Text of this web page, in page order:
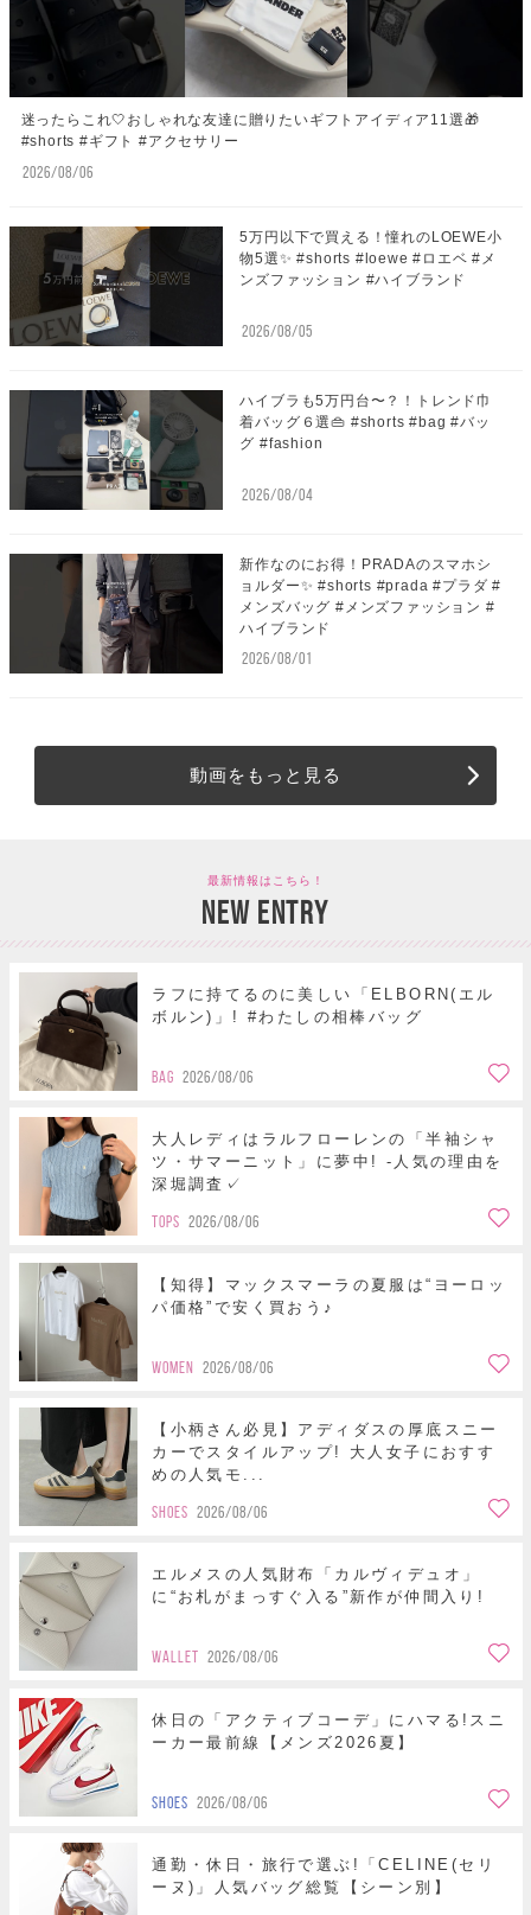
迷ったらこれ🤍おしゃれな友達に贈りたいギフトアイディア11選🎁
#shorts #ギフト #アクセサリー
2026/08/06
5万円以下で買える！憧れのLOEWE小
物5選✨ #shorts #loewe #ロエベ #メ
ンズファッション #ハイブランド
2026/08/05
ハイブラも5万円台〜？！トレンド巾
着バッグ６選👜 #shorts #bag #バッ
グ #fashion
2026/08/04
新作なのにお得！PRADAのスマホシ
ョルダー✨ #shorts #prada #プラダ #
メンズバッグ #メンズファッション #
ハイブランド
2026/08/01
動画をもっと見る
最新情報はこちら！
NEW ENTRY
ラフに持てるのに美しい「ELBORN(エル
ボルン)」! #わたしの相棒バッグ
BAG 2026/08/06
大人レディはラルフローレンの「半袖シャ
ツ・サマーニット」に夢中! -人気の理由を
深堀調査✓
TOPS 2026/08/06
【知得】マックスマーラの夏服は“ヨーロッ
パ価格”で安く買おう♪
WOMEN 2026/08/06
【小柄さん必見】アディダスの厚底スニー
カーでスタイルアップ! 大人女子におすす
めの人気モ...
SHOES 2026/08/06
エルメスの人気財布「カルヴィデュオ」
に“お札がまっすぐ入る”新作が仲間入り!
WALLET 2026/08/06
休日の「アクティブコーデ」にハマる!スニ
ーカー最前線【メンズ2026夏】
SHOES 2026/08/06
通勤・休日・旅行で選ぶ!「CELINE(セリ
ーヌ)」人気バッグ総覧【シーン別】